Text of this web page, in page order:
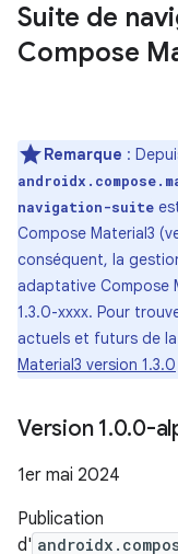
Suite de
Compose
Remarque :
navigation-suite
Compose Material3
conséquent, la
adaptative Compose
1.3.0-xxxx. Pour
actuels et futurs de
Material3 version 1.3.0
Version 1.0.0-
1er mai 2024
Publication
d'